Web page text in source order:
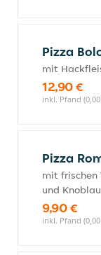
Pizza
mit
12,90 €
inkl. Pfand
Pizza
mit frischen
und
9,90 €
inkl. Pfand